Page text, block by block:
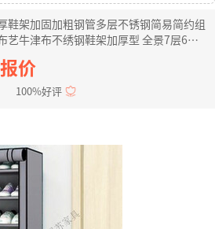
鞋架加固加粗钢管多层不锈钢简易简约组
艺牛津布不绣钢鞋架加厚型 全景7层6格-
价
100%好评